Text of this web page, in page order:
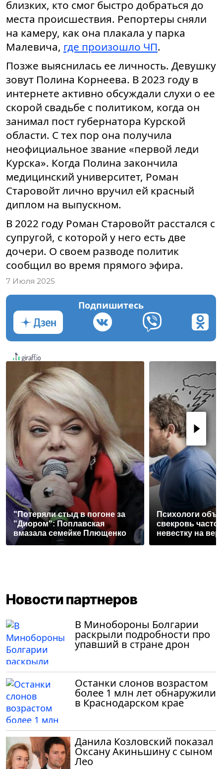
близких, кто смог быстро добраться до
места происшествия. Репортеры сняли
на камеру, как она плакала у парка
Малевича, где произошло ЧП.
Позже выяснилась ее личность. Девушку
зовут Полина Корнеева. В 2023 году в
интернете активно обсуждали слухи о ее
скорой свадьбе с политиком, когда он
занимал пост губернатора Курской
области. С тех пор она получила
неофициальное звание «первой леди
Курска». Когда Полина закончила
медицинский университет, Роман
Старовойт лично вручил ей красный
диплом на выпускном.
В 2022 году Роман Старовойт расстался с
супругой, с которой у него есть две
дочери. О своем разводе политик
сообщил во время прямого эфира.
7 Июля 2025
Подпишитесь
"Потеряли стыд в погоне за
"Диором": Поплавская
вмазала семейке Плющенко
Психологи
свекровь часто
невестку на
Новости партнеров
В Минобороны Болгарии
раскрыли подробности про
упавший в стране дрон
Останки слонов возрастом
более 1 млн лет обнаружили
в Краснодарском крае
Данила Козловский показал
Оксану Акиньшину с сыном
Лео